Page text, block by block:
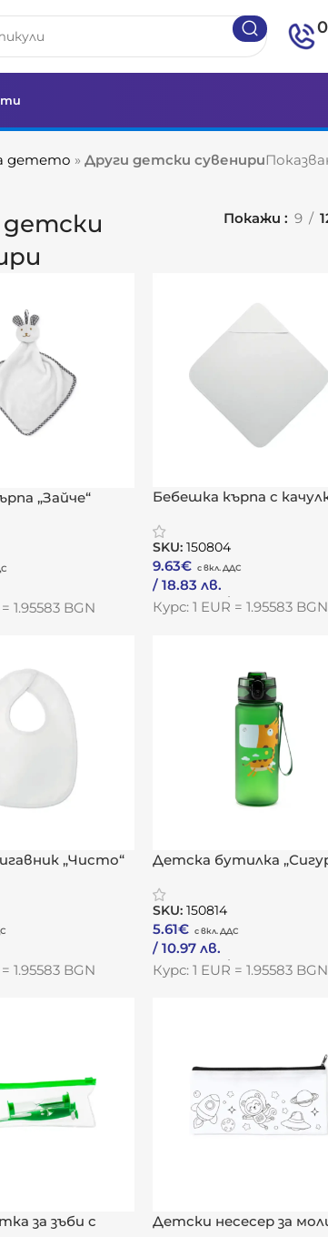
детето » Други детски сувенири
Покажи 9
„Зайче“
1.95583 BGN
Бебешка кърпа с
SKU: 150804
9.63€
/ 18.83 лв.
Към Продукта
Курс: 1 EUR = 1.95583 BGN
„Чисто“
1.95583 BGN
Детска бутилка
SKU: 150814
5.61€
/ 10.97 лв.
Към Продукта
Курс: 1 EUR = 1.95583 BGN
за зъби с
Детски несесер за